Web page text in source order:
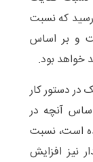
سرمایه بانک سینا در سال 1401 به رقم 8.2 رسید که نسبت
و بر اساس
خواهد بود.
در دستور کار
آنچه در
است، نسبت
نیز افزایش